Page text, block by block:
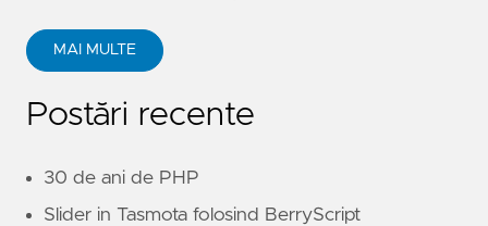
MAI MULTE
Postări recente
30 de ani de PHP
Slider in Tasmota folosind BerryScript